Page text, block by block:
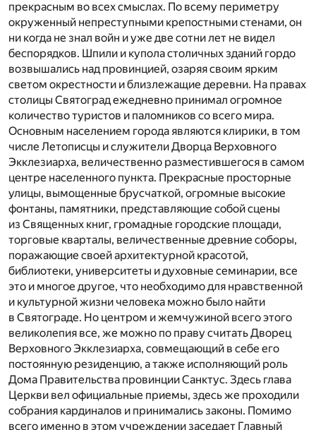
прекрасным во всех смыслах. По всему периметру
окруженный непреступными крепостными стенами, он
ни когда не знал войн и уже две сотни лет не видел
беспорядков. Шпили и купола столичных зданий гордо
возвышались над провинцией, озаряя своим ярким
светом окрестности и близлежащие деревни. На правах
столицы Святоград ежедневно принимал огромное
количество туристов и паломников со всего мира.
Основным населением города являются клирики, в том
числе Летописцы и служители Дворца Верховного
Экклезиарха, величественно разместившегося в самом
центре населенного пункта. Прекрасные просторные
улицы, вымощенные брусчаткой, огромные высокие
фонтаны, памятники, представляющие собой сцены
из Священных книг, громадные городские площади,
торговые кварталы, величественные древние соборы,
поражающие своей архитектурной красотой,
библиотеки, университеты и духовные семинарии, все
это и многое другое, что необходимо для нравственной
и культурной жизни человека можно было найти
в Святограде. Но центром и жемчужиной всего этого
великолепия все, же можно по праву считать Дворец
Верховного Экклезиарха, совмещающий в себе его
постоянную резиденцию, а также исполняющий роль
Дома Правительства провинции Санктус. Здесь глава
Церкви вел официальные приемы, здесь же проходили
собрания кардиналов и принимались законы. Помимо
всего именно в этом учреждении заседает Главный